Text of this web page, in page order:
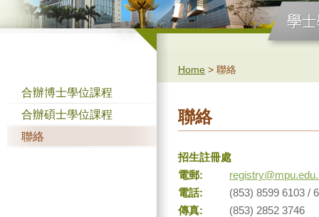
合辦博士學位課程
合辦碩士學位課程
聯絡
Home > 聯絡
聯絡
招生註冊處
電郵:
電話:
(853) 8599 6103 /
傳真:
(853) 2852 3746